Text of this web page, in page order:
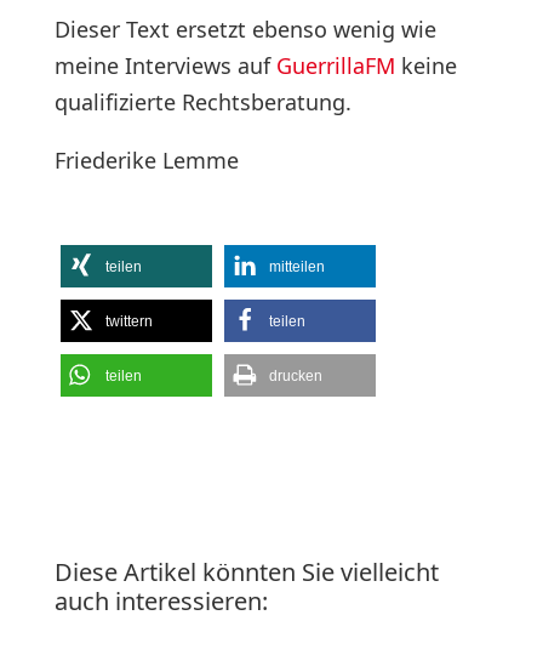
Dieser Text ersetzt ebenso wenig wie
meine Interviews auf GuerrillaFM keine
qualifizierte Rechtsberatung.
Friederike Lemme
teilen mitteilen
twittern teilen
teilen drucken
Diese Artikel könnten Sie vielleicht
auch interessieren: